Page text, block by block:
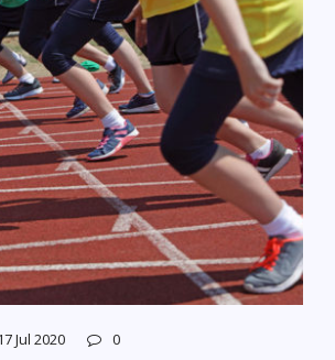
Jul 2020 0